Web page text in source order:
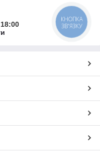
КНОПКА
ЗВ'ЯЗКУ